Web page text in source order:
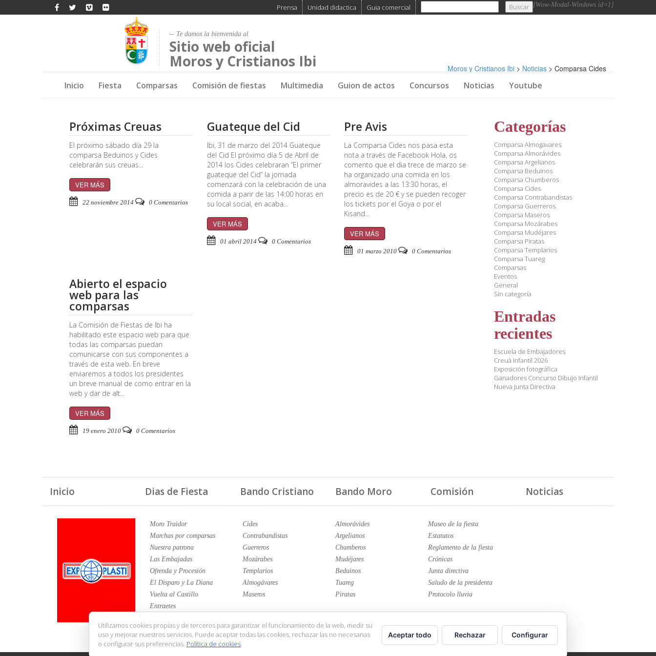
Prensa Unidad didactica Guia comercial [Wow-Modal-Windows id=1]
-- Te damos la bienvenida al
Sitio web oficial
Moros y Cristianos Ibi Moros y Cristianos Ibi > Noticias > Comparsa Cides
Inicio Fiesta Comparsas Comisión de fiestas Multimedia Guion de actos Concursos Noticias Youtube
Próximas Creuas
El próximo sábado día 29 la
comparsa Beduinos y Cides
celebrarán sus creuas...
VER MÁS
22 noviembre 2014 0 Comentarios
Guateque del Cid
Ibi, 31 de marzo del 2014 Guateque
del Cid El próximo día 5 de Abril de
2014 los Cides celebraran ‘’El primer
guateque del Cid’’ la jornada
comenzará con la celebración de una
comida a parir de las 14:00 horas en
su local social, en acaba...
VER MÁS
01 abril 2014 0 Comentarios
Pre Avis
La Comparsa Cides nos pasa esta
nota a través de Facebook Hola, os
comento que el dia trece de marzo se
ha organizado una comida en los
almoravides a las 13:30 horas, el
precio es de 20 € y se pueden recoger
los tickets por el Goya o por el
Kisand...
VER MÁS
01 marzo 2010 0 Comentarios
Abierto el espacio
web para las
comparsas
La Comisión de Fiestas de Ibi ha
habilitado este espacio web para que
todas las comparsas puedan
comunicarse con sus componentes a
través de esta web. En breve
enviaremos a todos los presidentes
un breve manual de como entrar en la
web y dar de alt...
VER MÁS
19 enero 2010 0 Comentarios
Categorías
Comparsa Almogavares
Comparsa Almorávides
Comparsa Argelianos
Comparsa Beduinos
Comparsa Chumberos
Comparsa Cides
Comparsa Contrabandistas
Comparsa Guerreros
Comparsa Maseros
Comparsa Mozárabes
Comparsa Mudéjares
Comparsa Piratas
Comparsa Templarios
Comparsa Tuareg
Comparsas
Eventos
General
Sin categoría
Entradas
recientes
Escuela de Embajadores
Creuà Infantil 2026
Exposición fotográfica
Ganadores Concurso Dibujo Infantil
Nueva Junta Directiva
Inicio Dias de Fiesta Bando Cristiano Bando Moro Comisión Noticias
Moro Traidor
Marchas por comparsas
Nuestra patrona
Las Embajadas
Ofrenda y Procesión
El Disparo y La Diana
Vuelta al Castillo
Entraetes
Entrada
Avis
Cides
Contrabandistas
Guerreros
Mozárabes
Templarios
Almogávares
Maseros
Almorávides
Argelianos
Chumberos
Mudéjares
Beduinos
Tuareg
Piratas
Museo de la fiesta
Estatutos
Reglamento de la fiesta
Crónicas
Junta directiva
Saludo de la presidenta
Protocolo lluvia
Utilizamos cookies propias y de terceros para garantizar el funcionamiento de la web, medir su
uso y mejorar nuestros servicios. Puede aceptar todas las cookies, rechazar las no necesarias
o configurar sus preferencias. Política de cookies
Aceptar todo Rechazar Configurar